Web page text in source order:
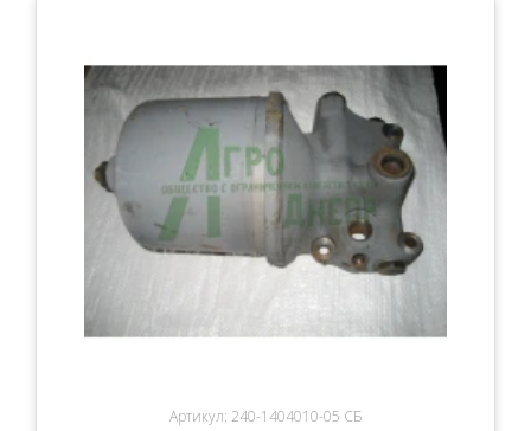
Артикул: 240-1404010-05 СБ